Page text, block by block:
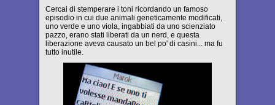
Cercai di stemperare i toni ricordando un famoso
episodio in cui due animali geneticamente modificati,
uno verde e uno viola, ingabbiati da uno scienziato
pazzo, erano stati liberati da un nerd, e questa
liberazione aveva causato un bel po' di casini... ma fu
tutto inutile.